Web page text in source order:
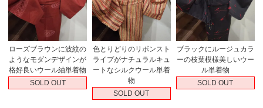
ローズブラウンに波紋の
ようなモダンデザインが
格好良いウール紬単着物
SOLD OUT
色とりどりのリボンスト
ライプがナチュラルキュ
ートなシルクウール単着
物
SOLD OUT
ブラックにルージュカラ
ーの枝葉模様美しいウー
ル単着物
SOLD OUT